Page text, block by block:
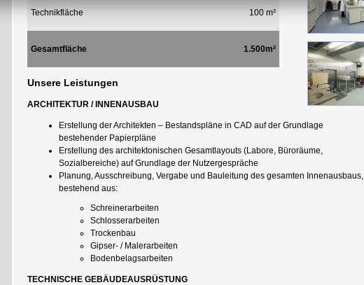
Technikfläche 100 m²
Gesamtfläche 1.500m²
Unsere Leistungen
ARCHITEKTUR / INNENAUSBAU
Erstellung der Architekten – Bestandspläne in CAD auf der Grundlage
bestehender Papierpläne
Erstellung des architektonischen Gesamtlayouts (Labore, Büroräume,
Sozialbereiche) auf Grundlage der Nutzergespräche
Planung, Ausschreibung, Vergabe und Bauleitung des gesamten Innenausbaus,
bestehend aus:
Schreinerarbeiten
Schlosserarbeiten
Trockenbau
Gipser- / Malerarbeiten
Bodenbelagsarbeiten
TECHNISCHE GEBÄUDEAUSRÜSTUNG